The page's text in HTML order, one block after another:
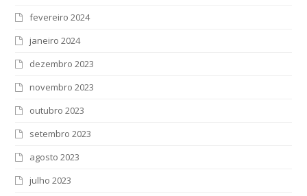
fevereiro 2024
janeiro 2024
dezembro 2023
novembro 2023
outubro 2023
setembro 2023
agosto 2023
julho 2023